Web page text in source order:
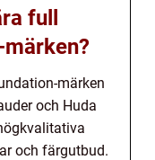
full
märken
och Huda
och färgutbud.